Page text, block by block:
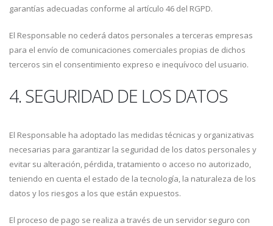
garantías adecuadas conforme al artículo 46 del RGPD.
El Responsable no cederá datos personales a terceras empresas
para el envío de comunicaciones comerciales propias de dichos
terceros sin el consentimiento expreso e inequívoco del usuario.
4. SEGURIDAD DE LOS DATOS
El Responsable ha adoptado las medidas técnicas y organizativas
necesarias para garantizar la seguridad de los datos personales y
evitar su alteración, pérdida, tratamiento o acceso no autorizado,
teniendo en cuenta el estado de la tecnología, la naturaleza de los
datos y los riesgos a los que están expuestos.
El proceso de pago se realiza a través de un servidor seguro con